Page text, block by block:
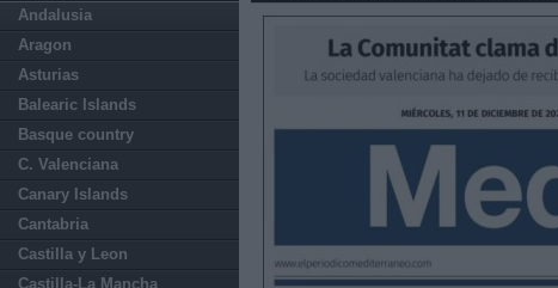
Andalusia
Aragon
Asturias
Balearic Islands
Basque country
C. Valenciana
Canary Islands
Cantabria
Castilla y Leon
Castilla-La Mancha